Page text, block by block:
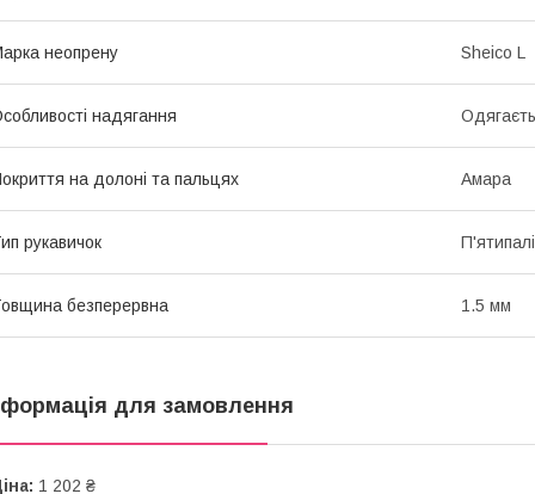
неопрену Sheico L
надягання
на долоні та пальцях Амара
рукавичок П'ятипалі
безперервна 1.5 мм
для замовлення
1 202 ₴